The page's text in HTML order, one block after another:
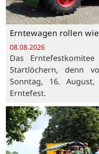
Erntewagen rollen
08.08.2026
Das
Startlöchern, denn
Sonntag, 16.
Erntefest.